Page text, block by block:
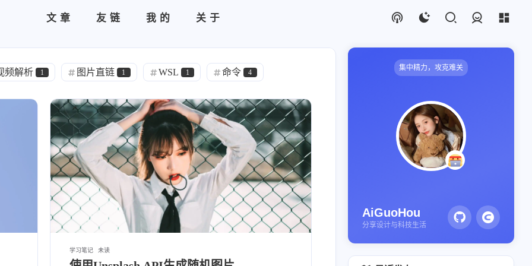
标签
寻找感兴趣的领域
文章 友链 我的 关于
频解析 1 图片直链 1 WSL 1 命令 4
Github 域名 VPS 白嫖
影视 Windows 代理 1
Halo 1 Python 1 安装 4 宝塔 2
学习笔记 未读
集中精力，攻克难关
AiGuoHou
分享设计与科技生活